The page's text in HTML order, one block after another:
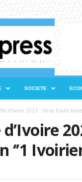
SOCIETE
d’Ivoire 2023 : Idriss Diallo
d’Ivoire
‘’1